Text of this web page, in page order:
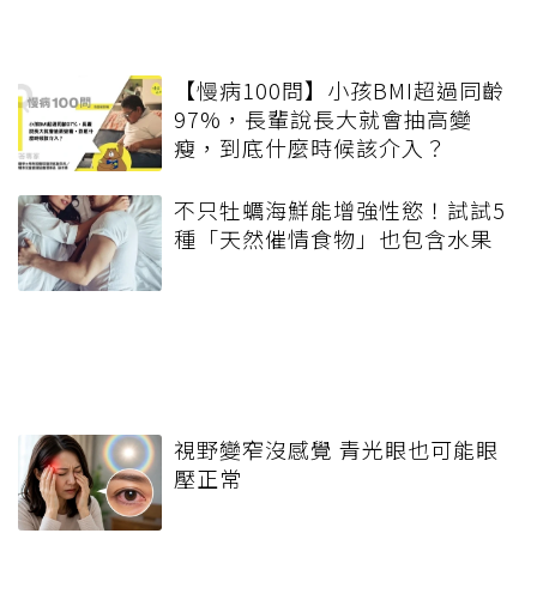
【慢病100問】小孩BMI超過同齡
97%，長輩說長大就會抽高變
瘦，到底什麼時候該介入？
不只牡蠣海鮮能增強性慾！試試5
種「天然催情食物」也包含水果
視野變窄沒感覺 青光眼也可能眼
壓正常